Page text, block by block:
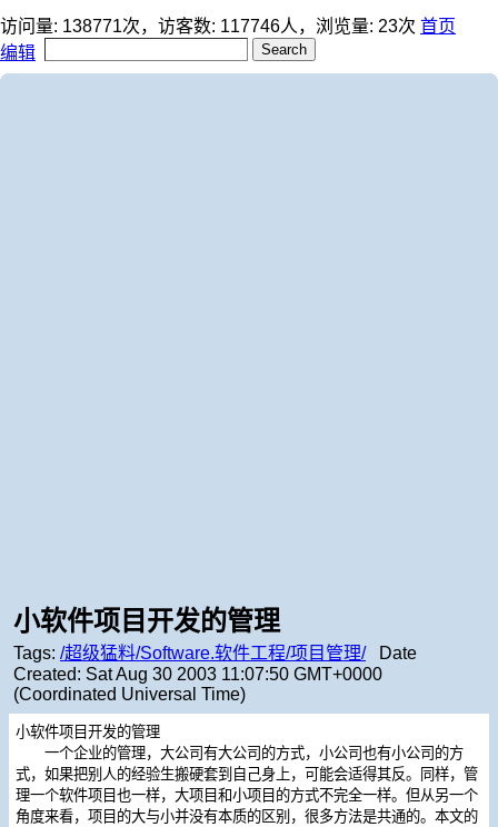
访问量: 138771次，访客数: 117746人，浏览量: 23次 首页
编辑
小软件项目开发的管理
Tags: /超级猛料/Software.软件工程/项目管理/Date
Created: Sat Aug 30 2003 11:07:50 GMT+0000
(Coordinated Universal Time)
小软件项目开发的管理
一个企业的管理，大公司有大公司的方式，小公司也有小公司的方
式，如果把别人的经验生搬硬套到自己身上，可能会适得其反。同样，管
理一个软件项目也一样，大项目和小项目的方式不完全一样。但从另一个
角度来看，项目的大与小并没有本质的区别，很多方法是共通的。本文的